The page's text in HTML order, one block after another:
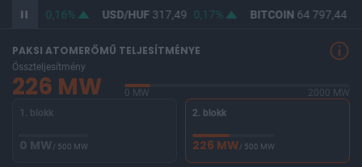
365,98 0,16% USD/HUF317,49 0,17% BITCOIN64 797,44
PAKSI ATOMERŐMŰ TELJESÍTMÉNYE
Összteljesítmény
226 MW 0 MW
2000 MW
1. blokk
0 MW/ 500 MW
2. blokk
226 MW/ 500 MW